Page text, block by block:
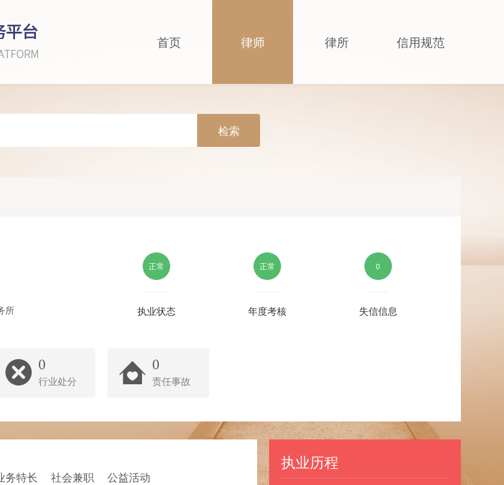
首页 律师 律所 信用规范
检索
所
正常
执业状态
正常
年度考核
0
失信信息
0
行业处分
0
责任事故
务特长 社会兼职 公益活动
执业历程